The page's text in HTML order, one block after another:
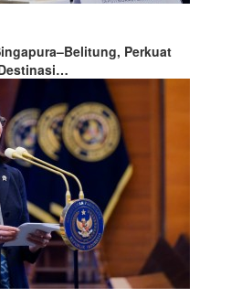
Perkuat